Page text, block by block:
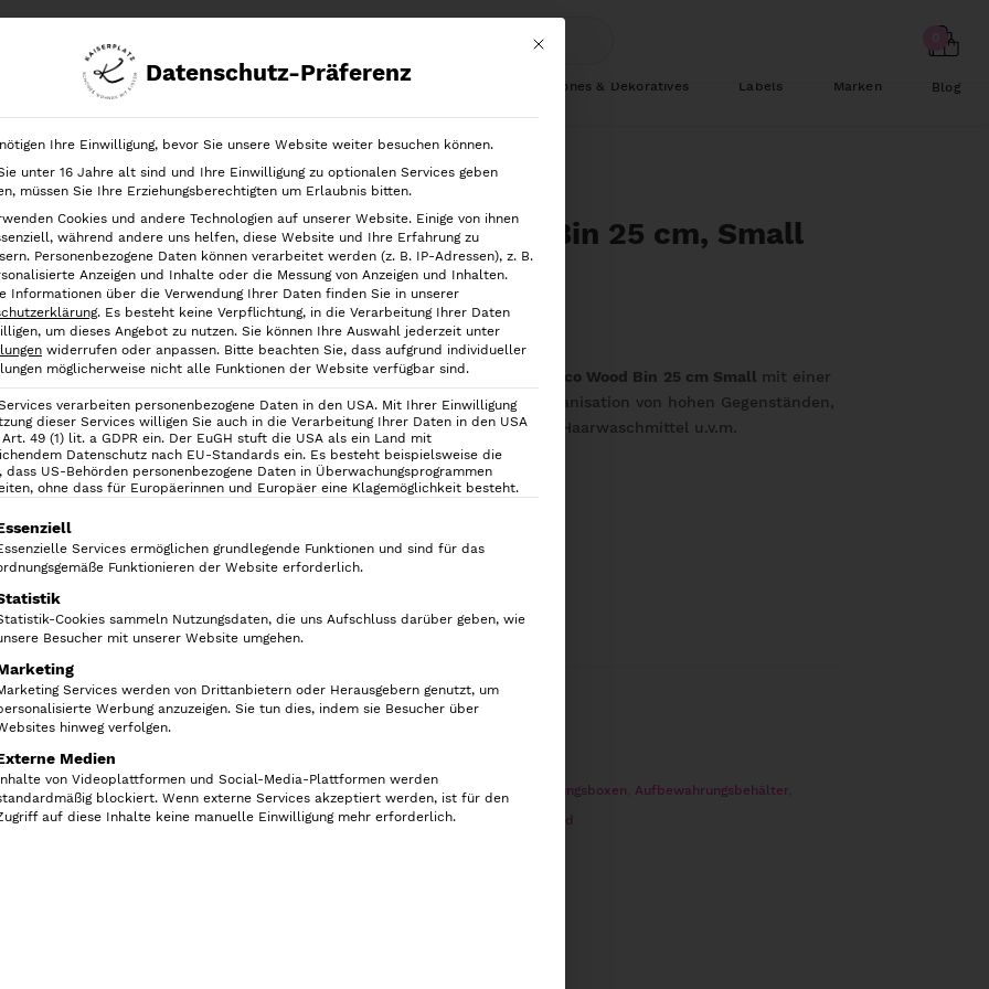
Ordnung in der Schublade Schönes & Dekoratives Labels Marken Blog
Eco Wood iDesign Eco Wood Bin 25 cm, Small
iDesign Eco Wood Bin 25 cm, Small
16,90€
inkl. 19 % MwSt.
Der iDesign Aufbewahrungsbehälter Eco Wood Bin 25 cm Small mit einer
Höhe von 15,2 cm ist ideal für die Organisation von hohen Gegenständen,
wie Flaschen, Spaghetti, Lotions und Haarwaschmittel u.v.m.
Lieferzeit:2-3 Werktage
D
s
n
E
Kategorien: Ordnung im Schrank Aufbewahrungsboxen Aufbewahrungsbehälter,
Badezimmer,Kinderzimmer,iDesign Eco Wood
Mit diesem Button wird der Dialog geschlossen. Seine Funktionalität
Datenschutz-Präferenz
Ihre Einwilligung, bevor Sie unsere Website weiter besuchen können.
unter 16 Jahre alt sind und Ihre Einwilligung zu optionalen Services geben
müssen Sie Ihre Erziehungsberechtigten um Erlaubnis bitten.
Cookies und andere Technologien auf unserer Website. Einige von ihnen
während andere uns helfen, diese Website und Ihre Erfahrung zu
Personenbezogene Daten können verarbeitet werden (z. B. IP-Adressen), z. B.
Anzeigen und Inhalte oder die Messung von Anzeigen und Inhalten.
Informationen über die Verwendung Ihrer Daten finden Sie in unserer
. Es besteht keine Verpflichtung, in die Verarbeitung Ihrer Daten
um dieses Angebot zu nutzen. Sie können Ihre Auswahl jederzeit unter
widerrufen oder anpassen. Bitte beachten Sie, dass aufgrund individueller
möglicherweise nicht alle Funktionen der Website verfügbar sind.
verarbeiten personenbezogene Daten in den USA. Mit Ihrer Einwilligung
dieser Services willigen Sie auch in die Verarbeitung Ihrer Daten in den USA
Art. 49 (1) lit. a GDPR ein. Der EuGH stuft die USA als ein Land mit
Datenschutz nach EU-Standards ein. Es besteht beispielsweise die
dass US-Behörden personenbezogene Daten in Überwachungsprogrammen
ohne dass für Europäerinnen und Europäer eine Klagemöglichkeit besteht.
eine Liste der Service-Gruppen, für die eine Einwilligung erteilt werden kann. Die erste Service-
Services ermöglichen grundlegende Funktionen und sind für das
Funktionieren der Website erforderlich.
Cookies sammeln Nutzungsdaten, die uns Aufschluss darüber geben, wie
Besucher mit unserer Website umgehen.
Services werden von Drittanbietern oder Herausgebern genutzt, um
Werbung anzuzeigen. Sie tun dies, indem sie Besucher über
hinweg verfolgen.
Medien
von Videoplattformen und Social-Media-Plattformen werden
blockiert. Wenn externe Services akzeptiert werden, ist für den
auf diese Inhalte keine manuelle Einwilligung mehr erforderlich.